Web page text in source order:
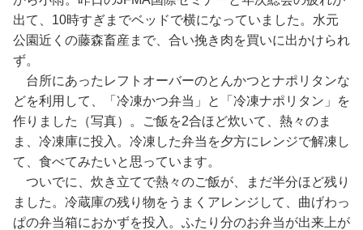
出て、10時すぎまでベッドで横になっていました。水元
公園近くの藤森畜産まで、合い挽き肉を買いに出かけられ
ず。
台所にあったレフトオーバーのとんかつとナポリタンな
どを利用して、「冷凍かつ弁当」と「冷凍ナポリタン」を
作りました（写真）。ご飯を2合ほど炊いて、熱々のま
ま、冷凍庫に投入。冷凍した弁当を夕方にレンジで解凍し
て、食べてみたいと思っています。
ついでに、炊き立てで熱々のご飯が、まだ半分ほど残り
ました。冷蔵庫の残り物をうまくアレンジして、曲げわっ
ぱの弁当箱におかずを投入。ふたり分のお弁当が出来上が